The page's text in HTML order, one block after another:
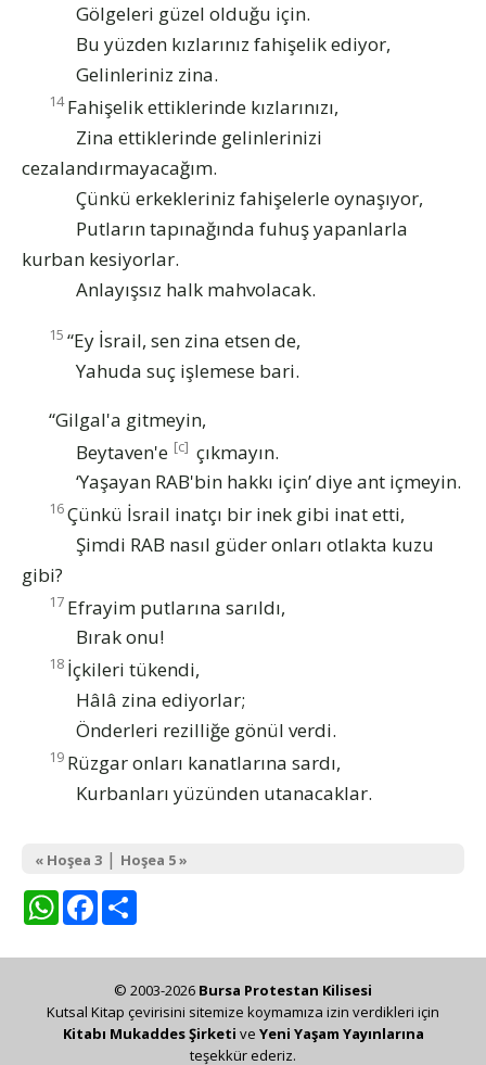
Gölgeleri güzel olduğu için.
Bu yüzden kızlarınız fahişelik ediyor,
Gelinleriniz zina.
14 Fahişelik ettiklerinde kızlarınızı,
Zina ettiklerinde gelinlerinizi
cezalandırmayacağım.
Çünkü erkekleriniz fahişelerle oynaşıyor,
Putların tapınağında fuhuş yapanlarla
kurban kesiyorlar.
Anlayışsız halk mahvolacak.
15 “Ey İsrail, sen zina etsen de,
Yahuda suç işlemese bari.
“Gilgal'a gitmeyin,
Beytaven'e [c] çıkmayın.
‘Yaşayan RAB'bin hakkı için’ diye ant içmeyin.
16Çünkü İsrail inatçı bir inek gibi inat etti,
Şimdi RAB nasıl güder onları otlakta kuzu
gibi?
17 Efrayim putlarına sarıldı,
Bırak onu!
18 İçkileri tükendi,
Hâlâ zina ediyorlar;
Önderleri rezilliğe gönül verdi.
19 Rüzgar onları kanatlarına sardı,
Kurbanları yüzünden utanacaklar.
« Hoşea 3 | Hoşea 5 »
WhatsAppFacebook
© 2003-2026 Bursa Protestan Kilisesi
Kutsal Kitap çevirisini sitemize koymamıza izin verdikleri için
Kitabı Mukaddes Şirketi ve Yeni Yaşam Yayınlarına
teşekkür ederiz.